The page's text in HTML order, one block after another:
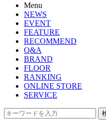
Menu
NEWS
EVENT
FEATURE
RECOMMEND
Q&A
BRAND
FLOOR
RANKING
ONLINE STORE
SERVICE